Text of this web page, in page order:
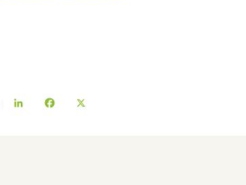
LinkedInFacebook
X